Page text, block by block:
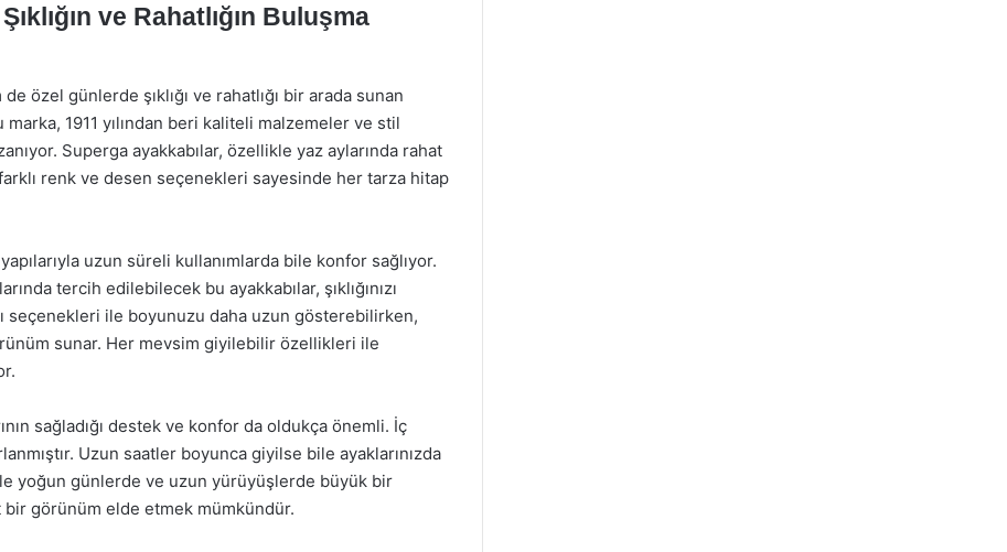
ve Rahatlığın Buluşma
özel günlerde şıklığı ve rahatlığı bir arada sunan
1911 yılından beri kaliteli malzemeler ve stil
Superga ayakkabılar, özellikle yaz aylarında rahat
renk ve desen seçenekleri sayesinde her tarza hitap
uzun süreli kullanımlarda bile konfor sağlıyor.
tercih edilebilecek bu ayakkabılar, şıklığınızı
seçenekleri ile boyunuzu daha uzun gösterebilirken,
sunar. Her mevsim giyilebilir özellikleri ile
sağladığı destek ve konfor da oldukça önemli. İç
Uzun saatler boyunca giyilse bile ayaklarınızda
yoğun günlerde ve uzun yürüyüşlerde büyük bir
bir görünüm elde etmek mümkündür.